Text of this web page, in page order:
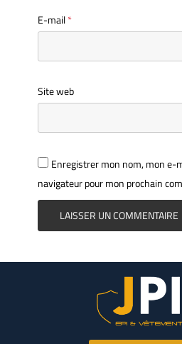
E-mail*
Site web
Enregistrer mon nom, mon e-
navigateur pour mon prochain